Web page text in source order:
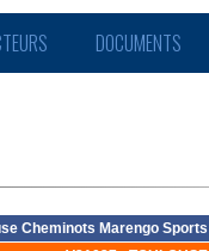
DOCUMENTS
Cheminots Marengo